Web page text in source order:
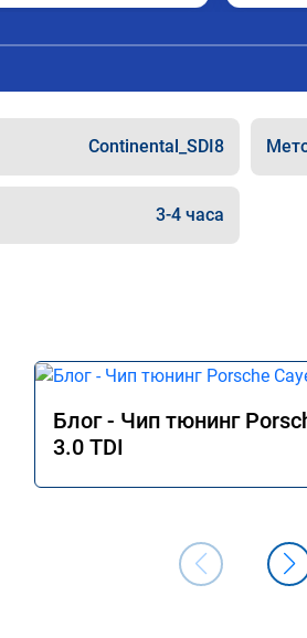
Continental_SDI8
3-4 часа
Блог - Чип тюнинг
3.0 TDI